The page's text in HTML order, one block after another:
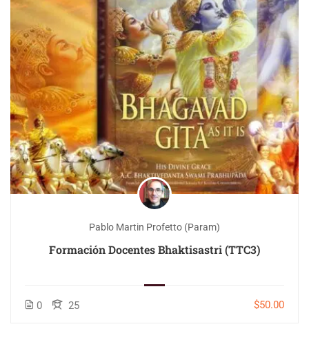
Pablo Martin Profetto (Param)
Formación Docentes Bhaktisastri (TTC3)
0 25 $50.00